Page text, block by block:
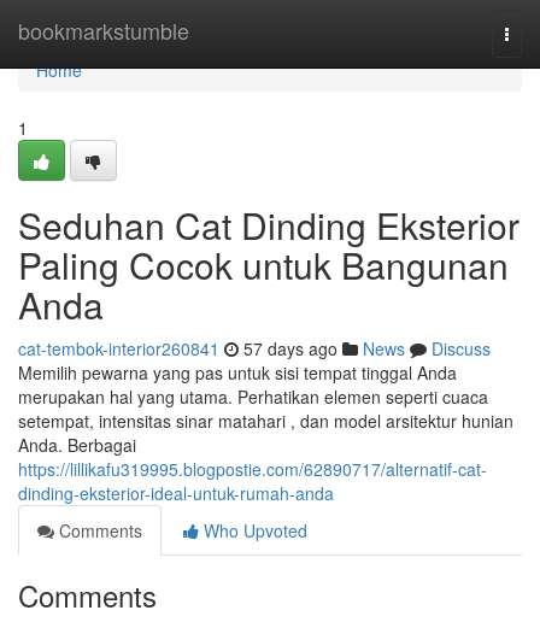
bookmarkstumble
Home
Home
1
Seduhan Cat Dinding Eksterior
Paling Cocok untuk Bangunan
Anda
cat-tembok-interior260841 57 days ago News
Discuss
Memilih pewarna yang pas untuk sisi tempat tinggal Anda
merupakan hal yang utama. Perhatikan elemen seperti cuaca
setempat, intensitas sinar matahari , dan model arsitektur hunian
Anda. Berbagai
https://lillikafu319995.blogpostie.com/62890717/alternatif-cat-
dinding-eksterior-ideal-untuk-rumah-anda
Comments
Who Upvoted
Comments